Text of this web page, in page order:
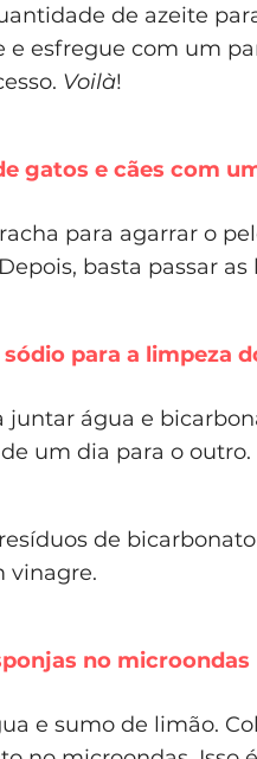
de azeite
e esfregue com um
Voilà!
gatos e cães com
para agarrar o
basta passar
para a limpeza
juntar água e
um dia para o
de
vinagre.
no microondas
e sumo de limão.